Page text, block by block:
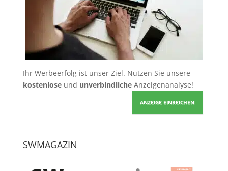
Ihr Werbeerfolg ist unser Ziel. Nutzen Sie unsere
kostenloseund unverbindlicheAnzeigenanalyse!
ANZEIGE EINREICHEN
SWMAGAZIN